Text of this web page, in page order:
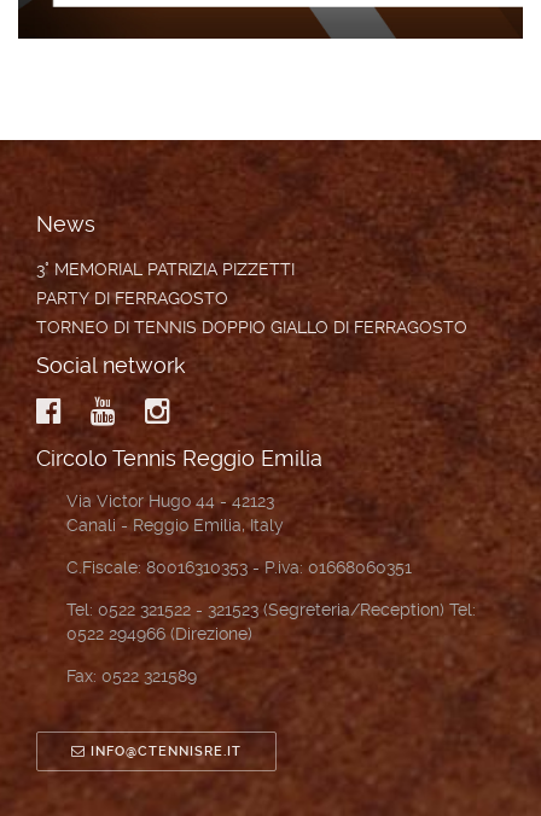
News
3° MEMORIAL PATRIZIA PIZZETTI
PARTY DI FERRAGOSTO
TORNEO DI TENNIS DOPPIO GIALLO DI FERRAGOSTO
Social network
Circolo Tennis Reggio Emilia
Via Victor Hugo 44 - 42123
Canali - Reggio Emilia, Italy
C.Fiscale: 80016310353 - P.iva: 01668060351
Tel: 0522 321522 - 321523 (Segreteria/Reception) Tel:
0522 294966 (Direzione)
Fax: 0522 321589
INFO@CTENNISRE.IT